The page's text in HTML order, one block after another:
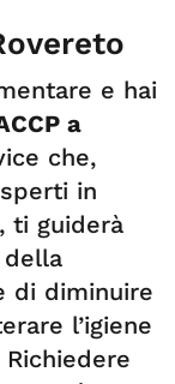
e hai
a
che,
in
ti guiderà
della
di diminuire
l’igiene